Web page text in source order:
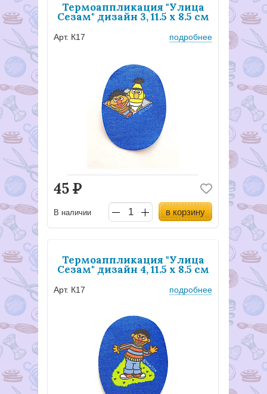
Термоаппликация "Улица
Сезам" дизайн 3, 11.5 х 8.5 см
Арт. К17 подробнее
45Р
В наличии в корзину
Термоаппликация "Улица
Сезам" дизайн 4, 11.5 х 8.5 см
Арт. К17 подробнее